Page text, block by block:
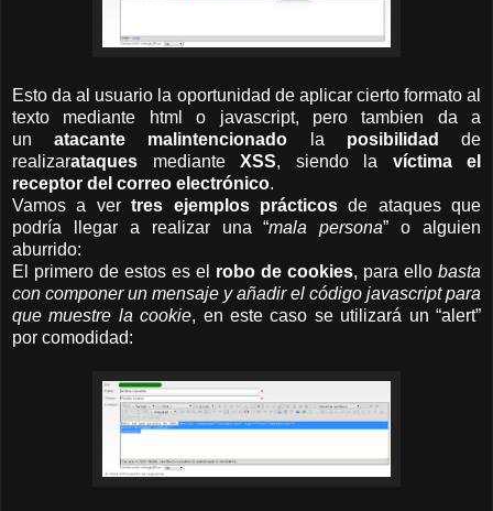
Esto da al usuario la oportunidad de aplicar cierto formato al
texto mediante html o javascript, pero tambien da a
unatacante malintencionado la posibilidad
de
realizarataques mediante XSS, siendo la víctima el
receptor del correo electrónico.
Vamos a vertres ejemplos prácticosde ataques que
podría llegar a realizar una “mala persona” o alguien
aburrido:
El primero de estos es el robo de cookies, para ello basta
con componer un mensaje y añadir el código javascript para
que muestre la cookie, en este caso se utilizará un “alert”
por comodidad: